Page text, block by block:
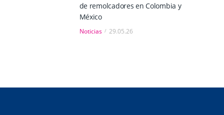
de remolcadores en Colombia y
México
Noticias 29.05.26